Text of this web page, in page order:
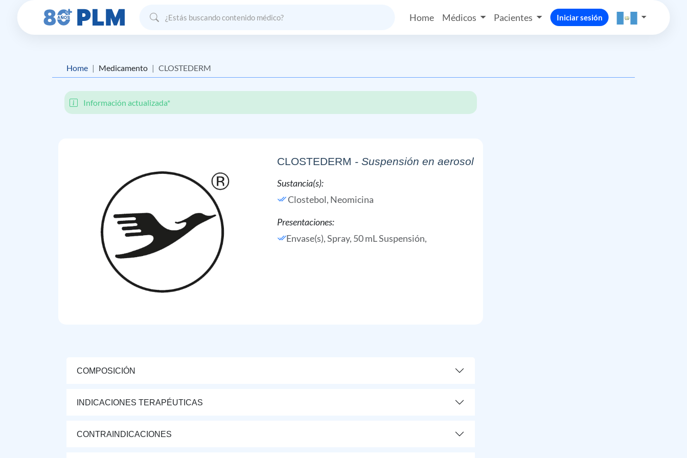
Home Médicos Pacientes Iniciar sesión
Home Medicamento CLOSTEDERM
Información actualizada*
CLOSTEDERM - Suspensión en aerosol
Sustancia(s):
Clostebol, Neomicina
Presentaciones:
Envase(s), Spray, 50 mL Suspensión,
COMPOSICIÓN
INDICACIONES TERAPÉUTICAS
CONTRAINDICACIONES